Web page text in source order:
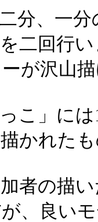
分、一
二回行
が沢山
こ」に
かれた
者の描
、良い